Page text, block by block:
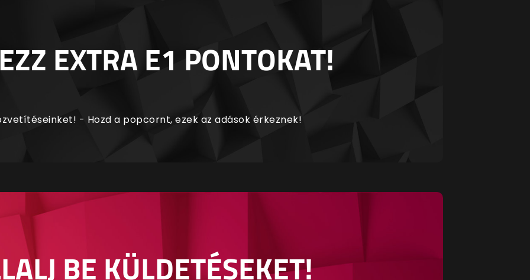
EXTRA E1 PONTOKAT!
- Hozd a popcornt, ezek az adások érkeznek!
BE KÜLDETÉSEKET!